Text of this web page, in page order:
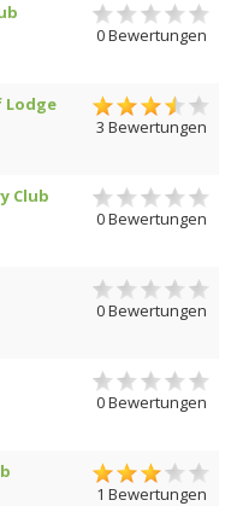
0 Bewertungen
Lodge
3 Bewertungen
Club
0 Bewertungen
0 Bewertungen
0 Bewertungen
1 Bewertungen